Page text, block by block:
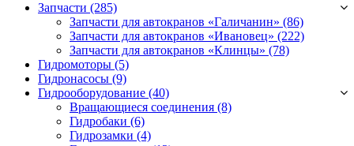
Запчасти (285)
Запчасти для автокранов «Галичанин» (86)
Запчасти для автокранов «Ивановец» (222)
Запчасти для автокранов «Клинцы» (78)
Гидромоторы (5)
Гидронасосы (9)
Гидрооборудование (40)
Вращающиеся соединения (8)
Гидробаки (6)
Гидрозамки (4)